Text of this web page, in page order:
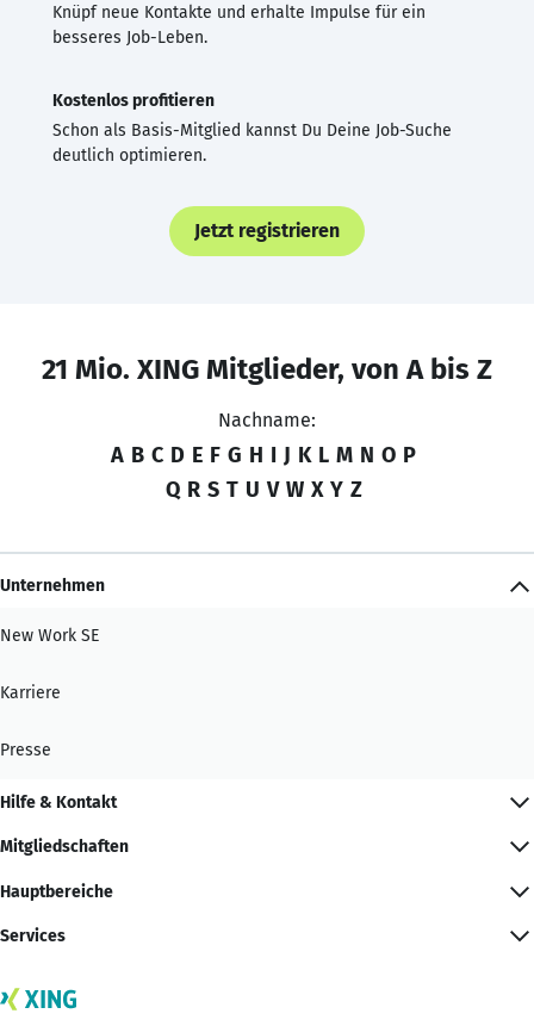
Knüpf neue Kontakte und erhalte Impulse für ein
besseres Job-Leben.
Kostenlos profitieren
Schon als Basis-Mitglied kannst Du Deine Job-Suche
deutlich optimieren.
Jetzt registrieren
21 Mio. XING Mitglieder, von A bis Z
Nachname:
A B C D E F G H I J K L M N O P
Q R S T U V W X Y Z
Unternehmen
New Work SE
Karriere
Presse
Hilfe & Kontakt
Mitgliedschaften
Hauptbereiche
Services